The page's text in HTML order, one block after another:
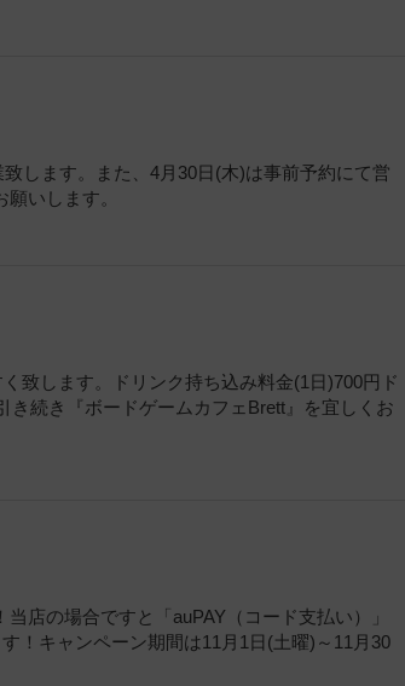
します。また、4月30日(木)は事前予約にて営
願いします。
致します。ドリンク持ち込み料金(1日)700円ド
き続き『ボードゲームカフェBrett』を宜しくお
店の場合ですと「auPAY（コード支払い）」
！キャンペーン期間は11月1日(土曜)～11月30